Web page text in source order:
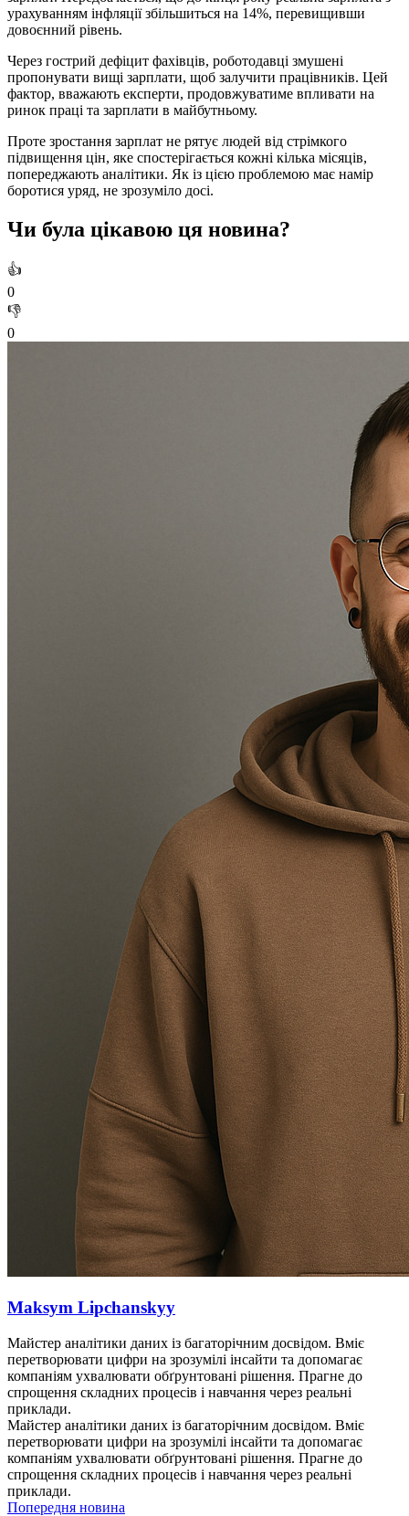
урахуванням інфляції збільшиться на 14%, перевищивши
довоєнний рівень.
Через гострий дефіцит фахівців, роботодавці змушені
пропонувати вищі зарплати, щоб залучити працівників. Цей
фактор, вважають експерти, продовжуватиме впливати на
ринок праці та зарплати в майбутньому.
Проте зростання зарплат не рятує людей від стрімкого
підвищення цін, яке спостерігається кожні кілька місяців,
попереджають аналітики. Як із цією проблемою має намір
боротися уряд, не зрозуміло досі.
Чи була цікавою ця новина?
👍
0
👎
0
Maksym Lipchanskyy
Майстер аналітики даних із багаторічним досвідом. Вміє
перетворювати цифри на зрозумілі інсайти та допомагає
компаніям ухвалювати обґрунтовані рішення. Прагне до
спрощення складних процесів і навчання через реальні
приклади.
Майстер аналітики даних із багаторічним досвідом. Вміє
перетворювати цифри на зрозумілі інсайти та допомагає
компаніям ухвалювати обґрунтовані рішення. Прагне до
спрощення складних процесів і навчання через реальні
приклади.
Попередня новина